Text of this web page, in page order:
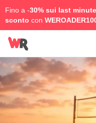
Fino a -30% sui last minute
sconto con